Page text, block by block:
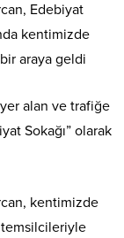
Edebiyat
kentimizde
araya geldi
yer alan ve trafiğe
Sokağı” olarak
kentimizde